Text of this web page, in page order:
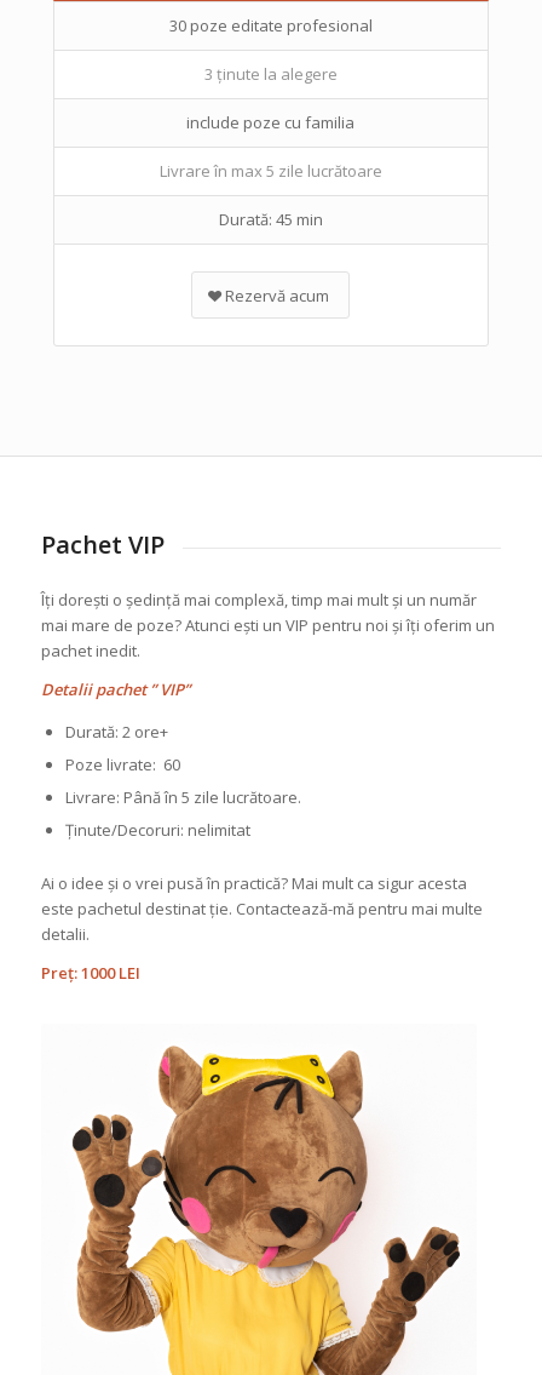
30 poze editate profesional
3 ținute la alegere
include poze cu familia
Livrare în max 5 zile lucrătoare
Durată: 45 min
Rezervă acum
Pachet VIP
Îți dorești o ședință mai complexă, timp mai mult și un număr
mai mare de poze? Atunci ești un VIP pentru noi și îți oferim un
pachet inedit.
Detalii pachet ” VIP”
Durată: 2 ore+
Poze livrate: 60
Livrare: Până în 5 zile lucrătoare.
Ținute/Decoruri: nelimitat
Ai o idee și o vrei pusă în practică? Mai mult ca sigur acesta
este pachetul destinat ție. Contactează-mă pentru mai multe
detalii.
Preț: 1000 LEI